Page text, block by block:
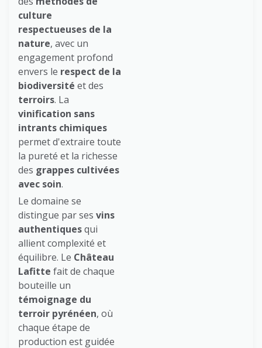
culture
respectueuses de la
nature, avec un
engagement profond
envers le respect de la
biodiversité et des
terroirs. La
vinification sans
intrants chimiques
permet d'extraire toute
la pureté et la richesse
des grappes cultivées
avec soin.
Le domaine se
distingue par ses vins
authentiquesqui
allient complexité et
équilibre. Le Château
Lafitte fait de chaque
bouteille un
témoignage du
terroir pyrénéen, où
chaque étape de
production est guidée